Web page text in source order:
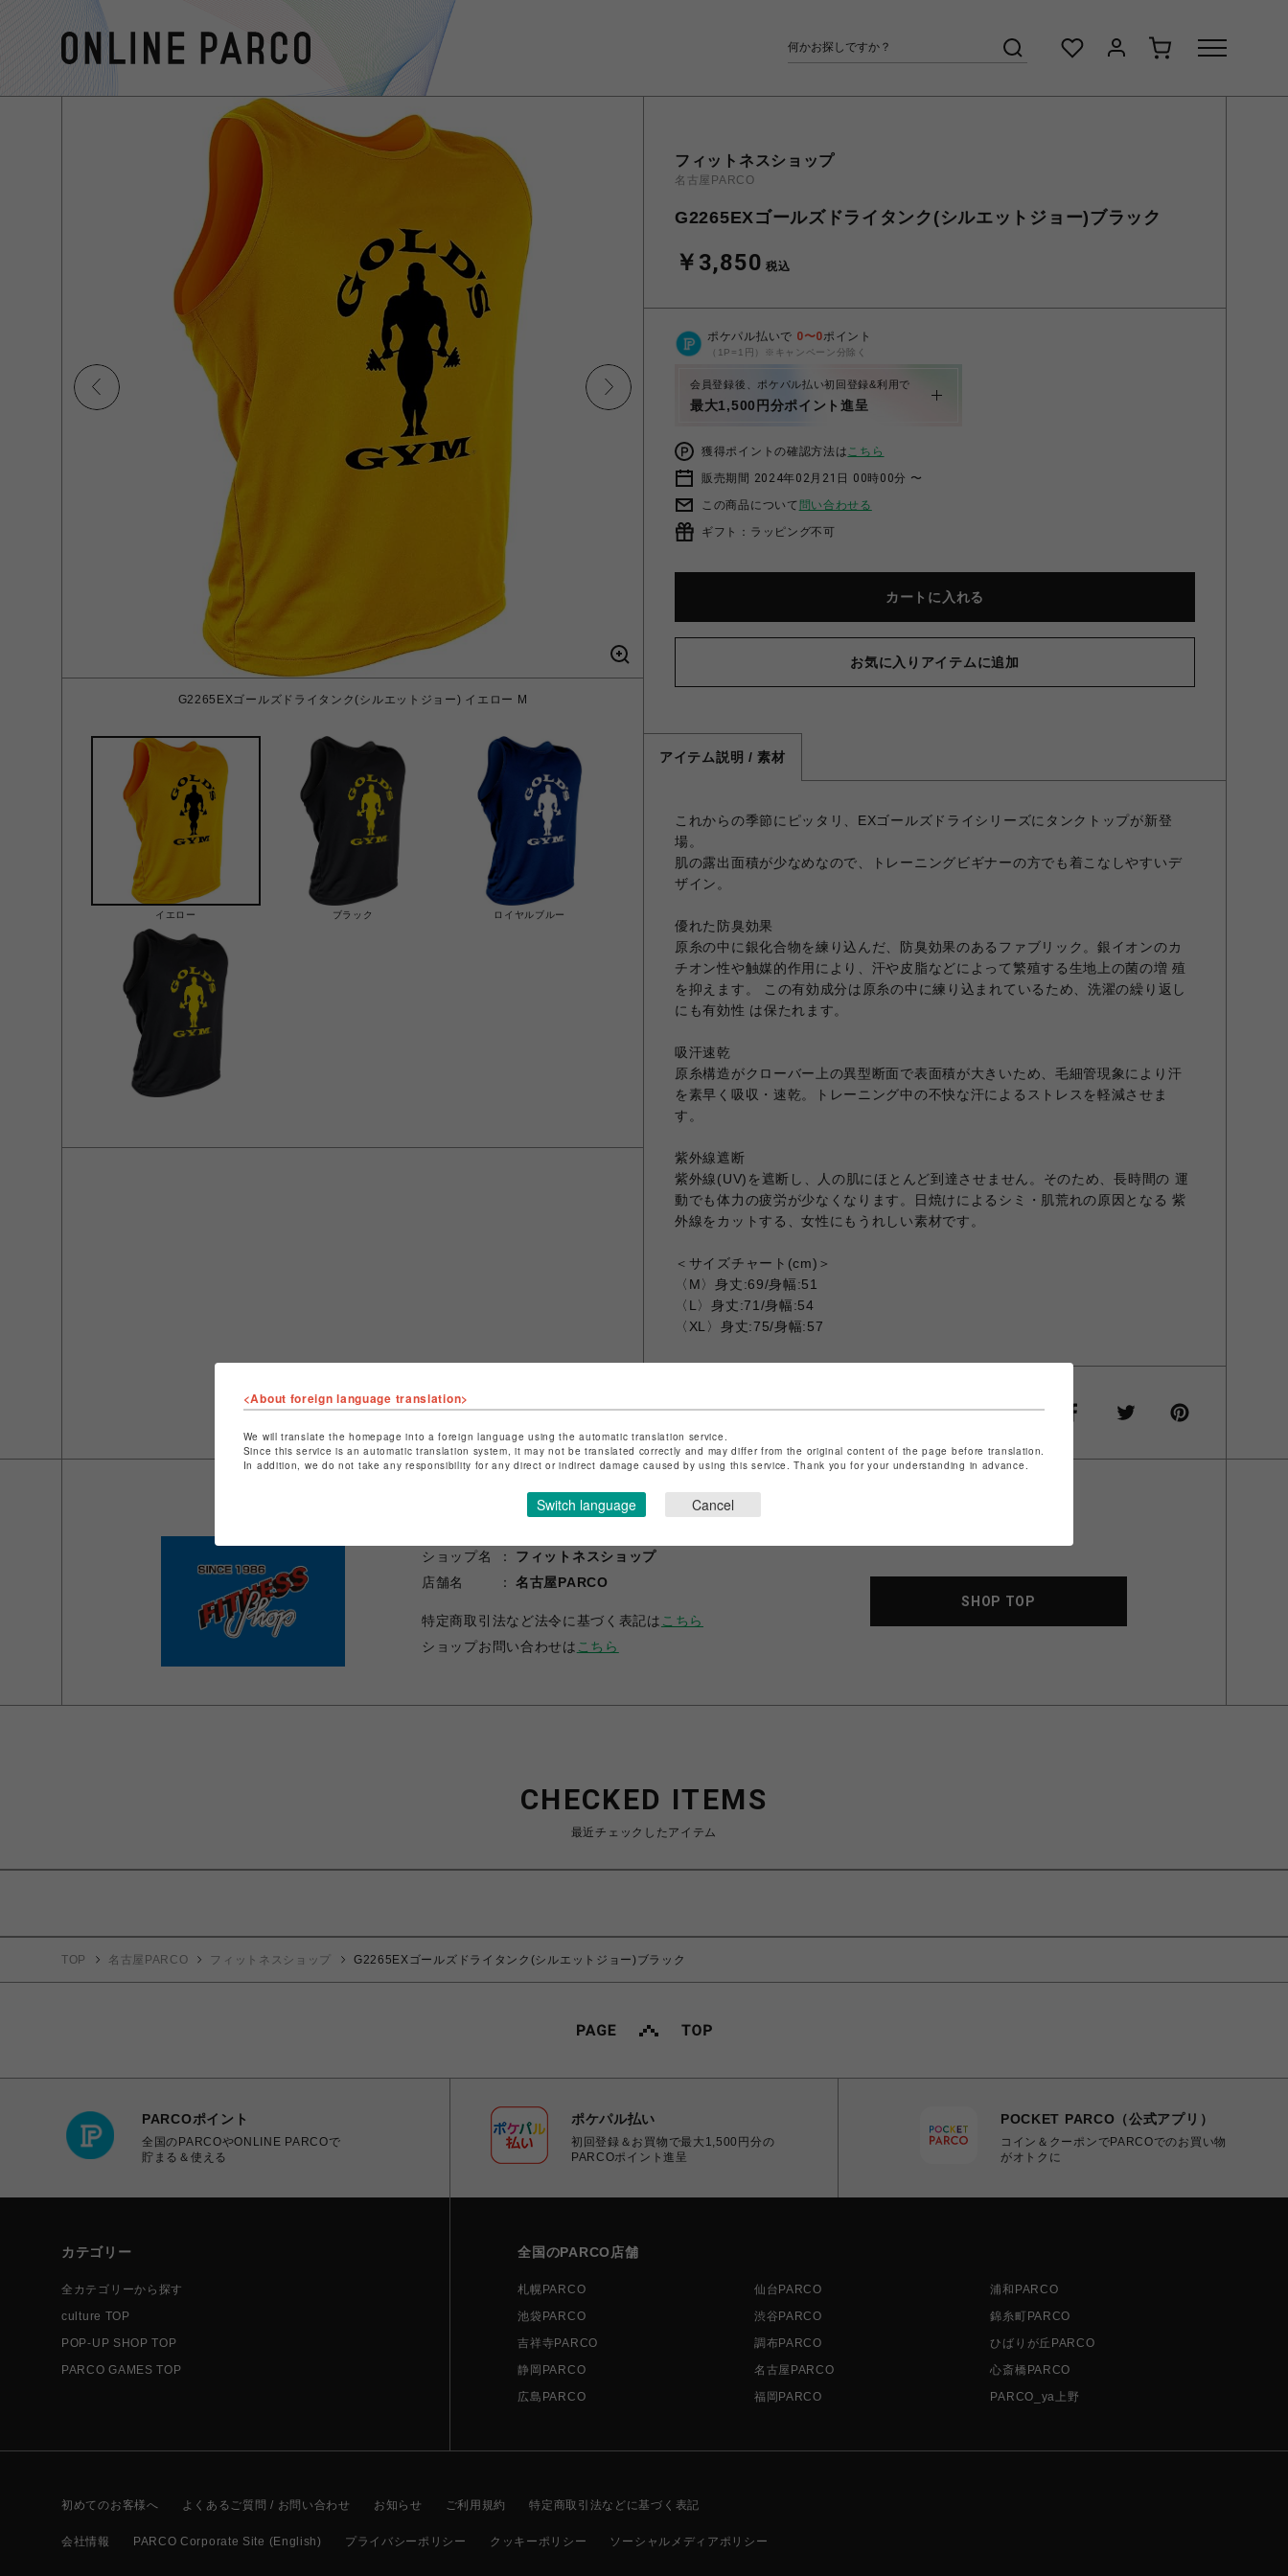
G2265EXゴールズドライタンク(シルエットジョー) イエロー M
イエロー ブラック ロイヤルブルー
フィットネスショップ
名古屋PARCO
G2265EXゴールズドライタンク(シルエットジョー)ブラック
￥3,850 税込
ポケパル払いで 0〜0ポイント
（1P=1円）※キャンペーン分除く
会員登録後、ポケパル払い初回登録&利用で
最大1,500円分ポイント進呈
獲得ポイントの確認方法はこちら
販売期間 2024年02月21日 00時00分 〜
この商品について 問い合わせる
ギフト：ラッピング不可
カートに入れる
お気に入りアイテムに追加
アイテム説明 / 素材
これからの季節にピッタリ、EXゴールズドライシリーズにタンクトップが新登
場。
肌の露出面積が少なめなので、トレーニングビギナーの方でも着こなしやすいデ
ザイン。
優れた防臭効果
原糸の中に銀化合物を練り込んだ、防臭効果のあるファブリック。銀イオンのカ
チオン性や触媒的作用により、汗や皮脂などによって繁殖する生地上の菌の増 殖
を抑えます。 この有効成分は原糸の中に練り込まれているため、洗濯の繰り返し
にも有効性 は保たれます。
吸汗速乾
原糸構造がクローバー上の異型断面で表面積が大きいため、毛細管現象により汗
を素早く吸収・速乾。トレーニング中の不快な汗によるストレスを軽減させま
す。
紫外線遮断
紫外線(UV)を遮断し、人の肌にほとんど到達させません。そのため、長時間の 運
動でも体力の疲労が少なくなります。日焼けによるシミ・肌荒れの原因となる 紫
外線をカットする、女性にもうれしい素材です。
＜サイズチャート(cm)＞
〈M〉身丈:69/身幅:51
〈L〉身丈:71/身幅:54
〈XL〉身丈:75/身幅:57
シェアする
ショップ名
フィットネスショップ
店舗名
名古屋PARCO
特定商取引法など法令に基づく表記は こちら
ショップお問い合わせは こちら
SHOP TOP
CHECKED ITEMS
最近チェックしたアイテム
TOP 名古屋PARCO フィットネスショップ G2265EXゴールズドライタンク(シルエットジョー)ブラック
PARCOポイント
全国のPARCOやONLINE PARCOで
貯まる＆使える
ポケパル払い
初回登録＆お買物で最大1,500円分の
PARCOポイント進呈
POCKET PARCO（公式アプリ）
コイン＆クーポンでPARCOでのお買い物
がオトクに
カテゴリー
全カテゴリーから探す
culture TOP
POP-UP SHOP TOP
PARCO GAMES TOP
全国のPARCO店舗
札幌PARCO 仙台PARCO
浦和PARCO
池袋PARCO
渋谷PARCO
錦糸町PARCO
吉祥寺PARCO
調布PARCO
ひばりが丘PARCO
静岡PARCO
名古屋PARCO
心斎橋PARCO
広島PARCO
福岡PARCO PARCO_ya上野
初めてのお客様へ よくあるご質問 / お問い合わせ お知らせ ご利用規約 特定商取引法などに基づく表記
会社情報 PARCO Corporate Site (English) プライバシーポリシー クッキーポリシー ソーシャルメディアポリシー
<About foreign language translation>
We will translate the homepage into a foreign language using the automatic translation service.
Since this service is an automatic translation system, it may not be translated correctly and may differ from the original content of the page before translation.
In addition, we do not take any responsibility for any direct or indirect damage caused by using this service. Thank you for your understanding in advance.
Switch language Cancel